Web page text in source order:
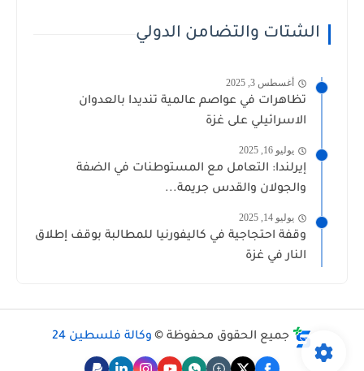
الشتات والتضامن الدولي
أغسطس 3, 2025
تظاهرات في عواصم عالمية تنديدا بالعدوان
الاسرائيلي على غزة
يوليو 16, 2025
إيرلندا: التعامل مع المستوطنات في الضفة
والجولان والقدس جريمة...
يوليو 14, 2025
وقفة احتجاجية في كاليفورنيا للمطالبة بوقف إطلاق
النار في غزة
جميع الحقوق محفوظة © وكالة فلسطين 24